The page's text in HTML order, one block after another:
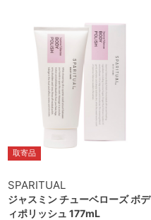
取寄品
SPARITUAL
ジャスミン チューベローズ ボデ
ィポリッシュ 177mL